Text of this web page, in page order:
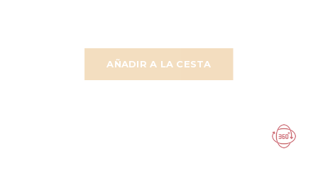
AÑADIR A LA CESTA